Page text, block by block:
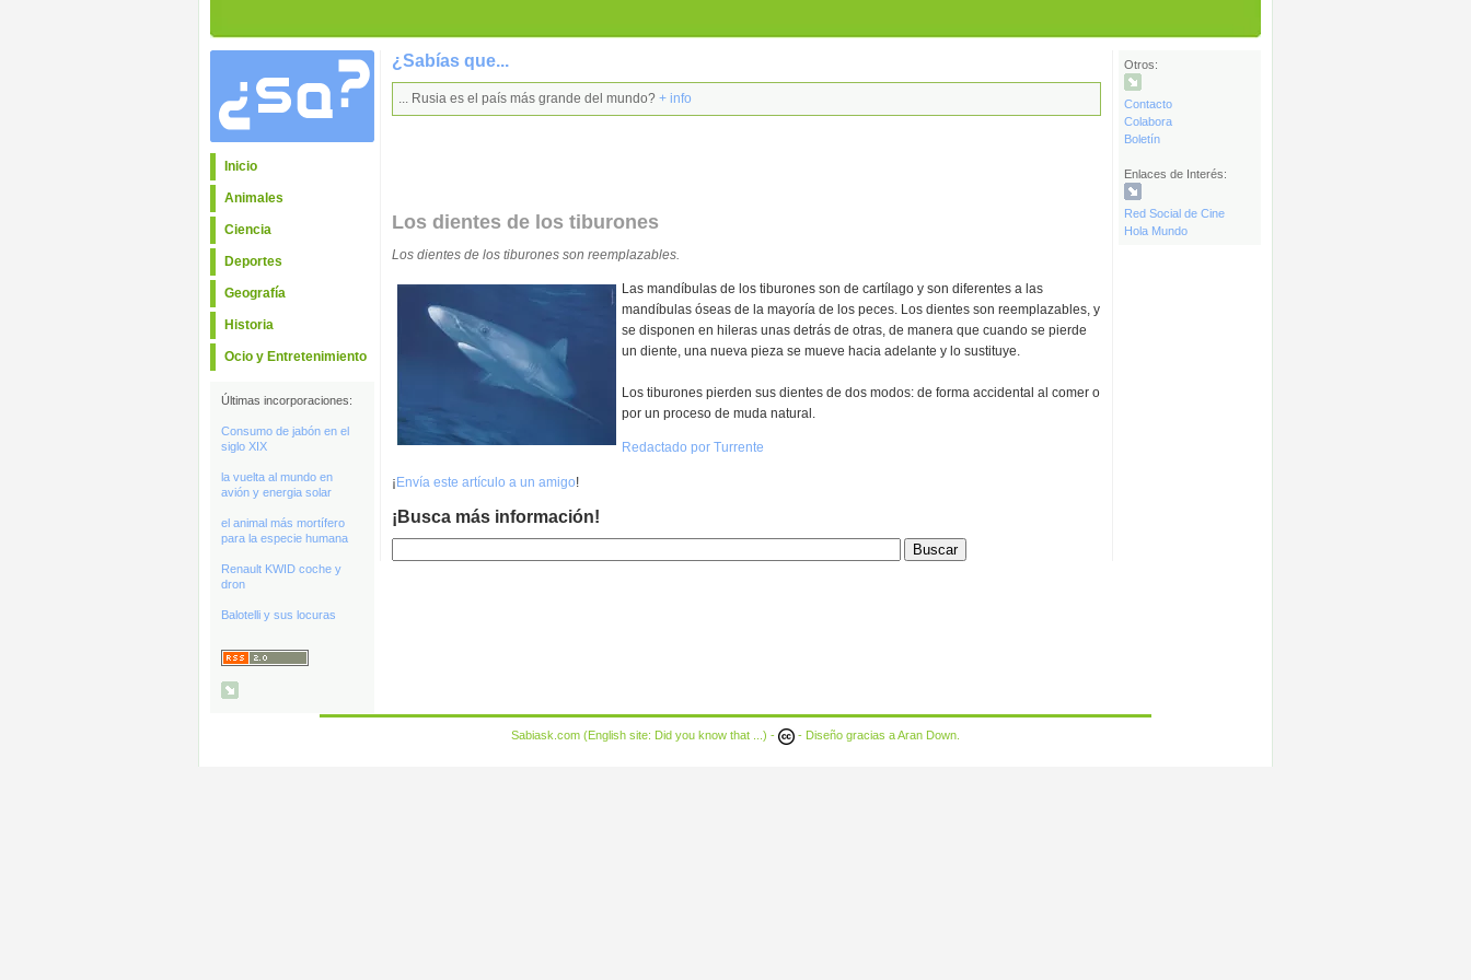
Otros:
Contacto
Colabora
Boletín
Enlaces de Interés:
Red Social de Cine
Hola Mundo
Inicio
Animales
Ciencia
Deportes
Geografía
Historia
Ocio y Entretenimiento
Últimas incorporaciones:
Consumo de jabón en el
siglo XIX
la vuelta al mundo en
avión y energia solar
el animal más mortífero
para la especie humana
Renault KWID coche y
dron
Balotelli y sus locuras
¿Sabías que...
... Rusia es el país más grande del mundo? + info
Los dientes de los tiburones
Los dientes de los tiburones son reemplazables.
Las mandíbulas de los tiburones son de cartílago y son diferentes a las
mandíbulas óseas de la mayoría de los peces. Los dientes son reemplazables, y
se disponen en hileras unas detrás de otras, de manera que cuando se pierde
un diente, una nueva pieza se mueve hacia adelante y lo sustituye.
Los tiburones pierden sus dientes de dos modos: de forma accidental al comer o
por un proceso de muda natural.
Redactado por Turrente
¡Envía este artículo a un amigo!
¡Busca más información!
Sabiask.com (English site: Did you know that ... ) - - Diseño gracias aAran Down